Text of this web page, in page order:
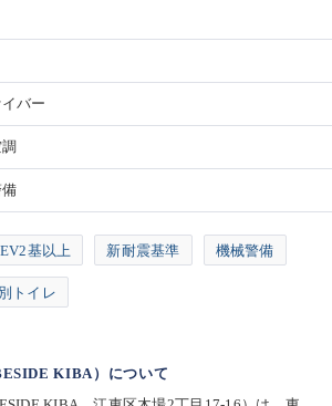
バー
EV2基以上 新耐震基準 機械警備
トイレ
KIBA）について